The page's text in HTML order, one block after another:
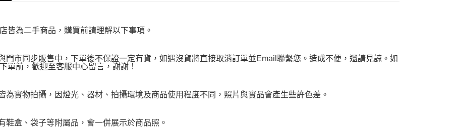
皆為二手商品，購買前請理解以下事項。
門市同步販售中，下單後不保證一定有貨，如遇沒貨將直接取消訂單並Email聯繫您。造成不便，還請見諒。如
單前，歡迎至客服中心留言，謝謝！
為實物拍攝，因燈光、器材、拍攝環境及商品使用程度不同，照片與實品會產生些許色差。
鞋盒、袋子等附屬品，會一併展示於商品照。